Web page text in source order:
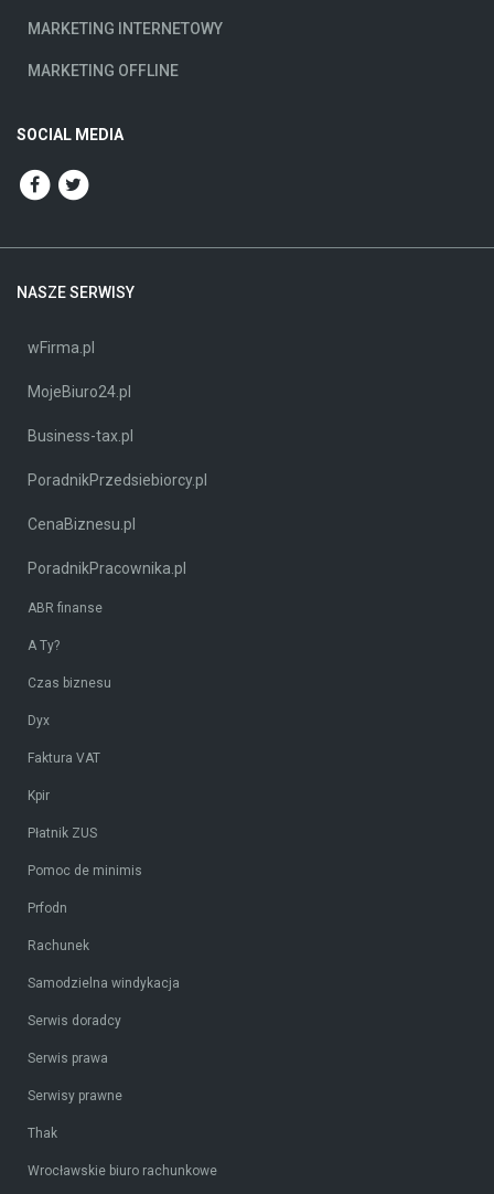
MARKETING INTERNETOWY
MARKETING OFFLINE
SOCIAL MEDIA
NASZE SERWISY
wFirma.pl
MojeBiuro24.pl
Business-tax.pl
PoradnikPrzedsiebiorcy.pl
CenaBiznesu.pl
PoradnikPracownika.pl
ABR finanse
A Ty?
Czas biznesu
Dyx
Faktura VAT
Kpir
Płatnik ZUS
Pomoc de minimis
Prfodn
Rachunek
Samodzielna windykacja
Serwis doradcy
Serwis prawa
Serwisy prawne
Thak
Wrocławskie biuro rachunkowe